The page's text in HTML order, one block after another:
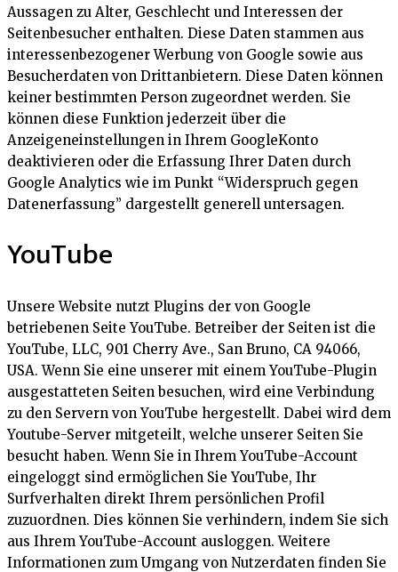
Aussagen zu Alter, Geschlecht und Interessen der
Seitenbesucher enthalten. Diese Daten stammen aus
interessenbezogener Werbung von Google sowie aus
Besucherdaten von Drittanbietern. Diese Daten können
keiner bestimmten Person zugeordnet werden. Sie
können diese Funktion jederzeit über die
Anzeigeneinstellungen in Ihrem GoogleKonto
deaktivieren oder die Erfassung Ihrer Daten durch
Google Analytics wie im Punkt “Widerspruch gegen
Datenerfassung” dargestellt generell untersagen.
YouTube
Unsere Website nutzt Plugins der von Google
betriebenen Seite YouTube. Betreiber der Seiten ist die
YouTube, LLC, 901 Cherry Ave., San Bruno, CA 94066,
USA. Wenn Sie eine unserer mit einem YouTube-Plugin
ausgestatteten Seiten besuchen, wird eine Verbindung
zu den Servern von YouTube hergestellt. Dabei wird dem
Youtube-Server mitgeteilt, welche unserer Seiten Sie
besucht haben. Wenn Sie in Ihrem YouTube-Account
eingeloggt sind ermöglichen Sie YouTube, Ihr
Surfverhalten direkt Ihrem persönlichen Profil
zuzuordnen. Dies können Sie verhindern, indem Sie sich
aus Ihrem YouTube-Account ausloggen. Weitere
Informationen zum Umgang von Nutzerdaten finden Sie